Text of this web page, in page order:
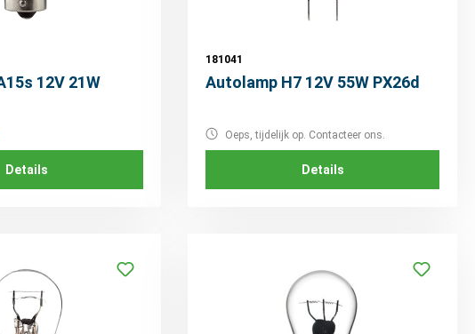
12V 21W
Details
181041
Autolamp H7 12V 55W PX26d
Oeps, tijdelijk op. Contacteer ons.
Details